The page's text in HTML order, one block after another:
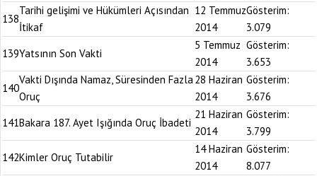
138
Tarihi gelişimi ve Hükümleri Açısından
İtikaf
12 Temmuz
2014
Gösterim:
3.079
139Yatsının Son Vakti
5 Temmuz
2014
Gösterim:
3.653
140
Vakti Dışında Namaz, Süresinden Fazla
Oruç
28 Haziran
2014
Gösterim:
3.676
141Bakara 187. Ayet Işığında Oruç İbadeti
21 Haziran
2014
Gösterim:
3.799
142Kimler Oruç Tutabilir
14 Haziran
2014
Gösterim:
8.077